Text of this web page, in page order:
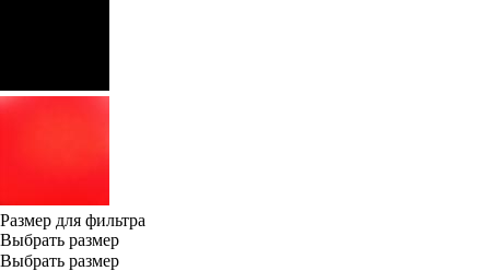
Размер для фильтра
Выбрать размер
Выбрать размер